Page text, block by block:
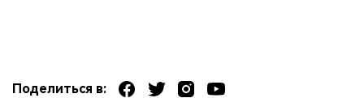
Поделиться в: